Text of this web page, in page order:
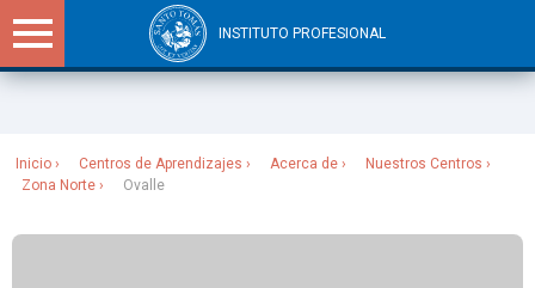
INSTITUTO PROFESIONAL
Inicio Centros de Aprendizajes Acerca de
Nuestros Centros
Zona Norte
Ovalle